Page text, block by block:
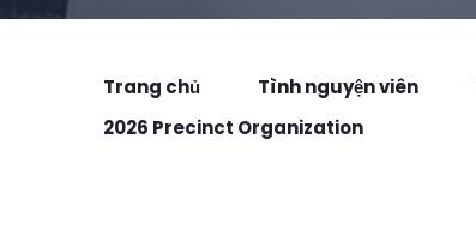
Trang chủ Tình nguyện viên
2026 Precinct Organization